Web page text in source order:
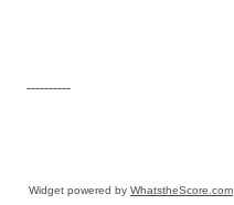
----------
Widget powered by WhatstheScore.com